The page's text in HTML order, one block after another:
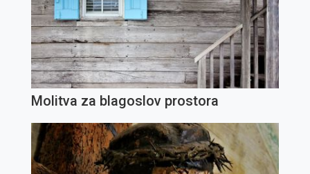
Molitva za blagoslov prostora